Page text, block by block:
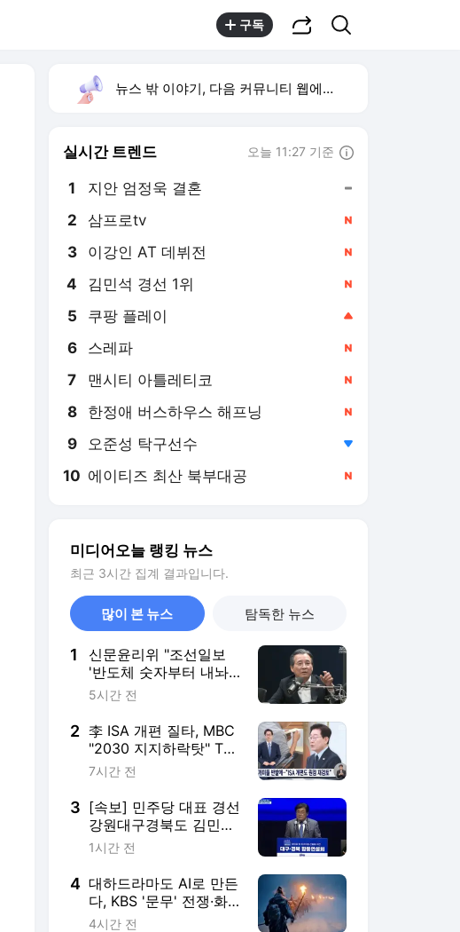
구독
뉴스 밖 이야기, 다음 커뮤니티 웹에서 보기
실시간 트렌드 오늘 11:27 기준
1 지안 엄정욱 결혼
2 삼프로tv
3 이강인 AT 데뷔전
4 김민석 경선 1위
5 쿠팡 플레이
6 스레파
7 맨시티 아틀레티코
8 한정애 버스하우스 해프닝
9 오준성 탁구선수
10 에이티즈 최산 북부대공
미디어오늘 랭킹 뉴스
최근 3시간 집계 결과입니다.
많이 본 뉴스 탐독한 뉴스
1
신문윤리위 "조선일보
'반도체 숫자부터 내놔
라' 김용범 말인양 왜곡"
5시간 전
2 李 ISA 개편 질타, MBC
"2030 지지하락탓" TV
조선 앵커 "땜질처방 누
7시간 전
3 [속보] 민주당 대표 경선
강원대구경북도 김민석
승리… 정청래 2위
1시간 전
4 대하드라마도 AI로 만든
다, KBS '문무' 전쟁·화
재 장면 AI로 제작
4시간 전